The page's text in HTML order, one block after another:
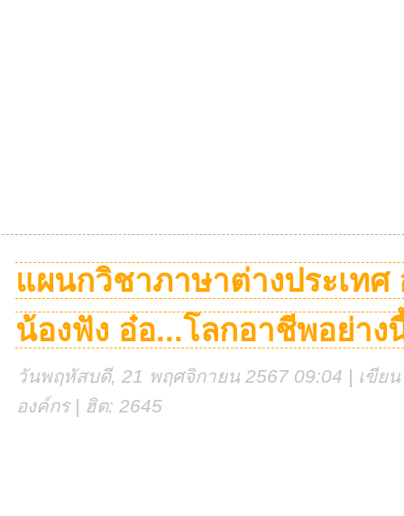
แผนกวิชาภาษาต่างประเทศ
น้องฟัง อ๋อ...โลกอาชีพอย่าง
วันพฤหัสบดี, 21 พฤศจิกายน 2567 09:04 | เขีย
องค์กร | ฮิต: 2645